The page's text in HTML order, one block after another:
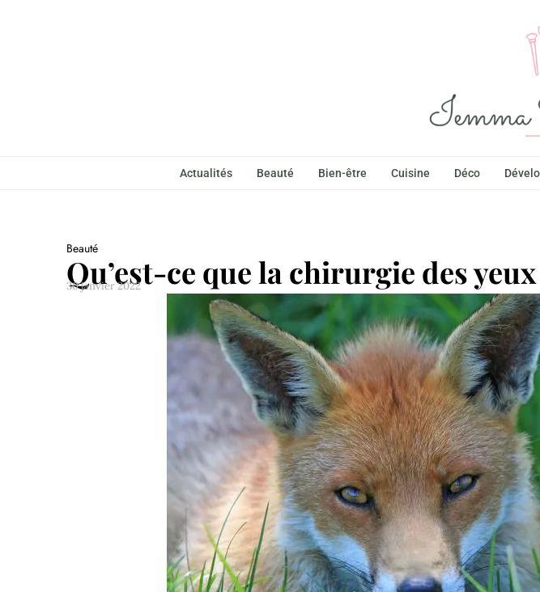
Actualités Beauté Bien-être Cuisine Déco
Beauté
Qu’est-ce que la chirurgie des
30 janvier 2022